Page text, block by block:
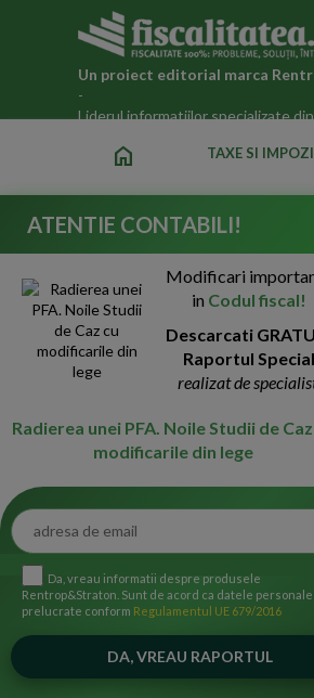
Un proiect editorial marca
-
Liderul informatiilor specializate
home TAXE SI
Noutati Legislatie
23-Iul-2008 4660
ATENTIE CONTABILI!
Modificari
in Codul fiscal!
Descarcati
Raportul Special
realizat de
Radierea unei PFA. Noile Studii de
modificarile din lege
Da, vreau informatii despre produsele
Rentrop&Straton. Sunt de acord ca datele personale
prelucrate conform Regulamentul UE 679/2016